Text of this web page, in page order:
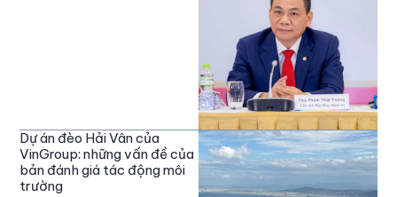
Dự án đèo Hải Vân của
VinGroup: những vấn đề của
bản đánh giá tác động môi
trường